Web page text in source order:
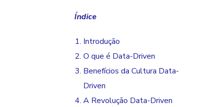
Índice
Introdução
O que é Data-Driven
Benefícios da Cultura Data-
Driven
A Revolução Data-Driven